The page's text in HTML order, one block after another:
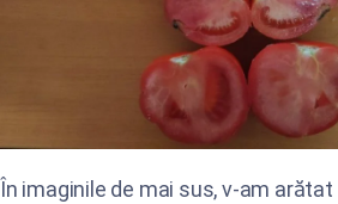
În imaginile de mai sus, v-am